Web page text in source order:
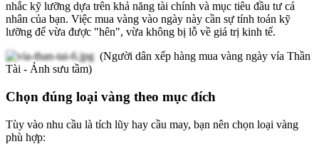
nhắc kỹ lưỡng dựa trên khả năng tài chính và mục tiêu đầu tư cá
nhân của bạn. Việc mua vàng vào ngày này cần sự tính toán kỹ
lưỡng để vừa được "hên", vừa không bị lỗ về giá trị kinh tế.
(Người dân xếp hàng mua vàng ngày vía Thần
Tài - Ảnh sưu tầm)
Chọn đúng loại vàng theo mục đích
Tùy vào nhu cầu là tích lũy hay cầu may, bạn nên chọn loại vàng
phù hợp: